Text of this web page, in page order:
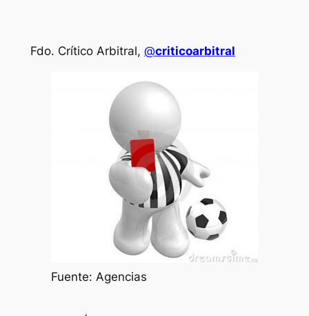
Fdo. Crítico Arbitral, @criticoarbitral
Fuente: Agencias